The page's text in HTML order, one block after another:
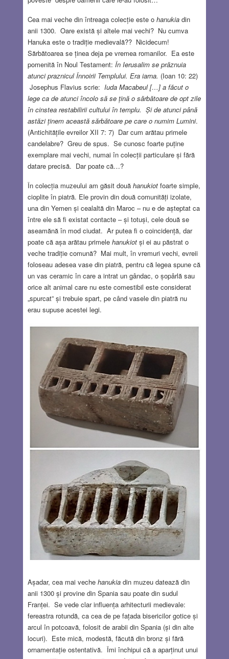
Cea mai veche din întreaga colecție este o hanukiadin
anii 1300. Oare există și altele mai vechi? Nu cumva
Hanuka este o tradiție medievală?? Nicidecum!
Sărbătoarea se ținea deja pe vremea romanilor. Ea este
pomenită în Noul Testament: În Ierusalim se prăznuia
atunci praznicul Înnoirii Templului. Era iarna. (Ioan 10: 22)
Josephus Flavius scrie: Iuda Macabeul […] a făcut o
lege ca de atunci încolo să se țină o sărbătoare de opt zile
în cinstea restabilirii cultului în templu. Și de atunci până
astăzi ținem această sărbătoare pe care o numim Lumini.
(Antichitățile evreilor XII 7: 7) Dar cum arătau primele
candelabre? Greu de spus. Se cunosc foarte puține
exemplare mai vechi, numai în colecții particulare și fără
datare precisă. Dar poate că…?
În colecția muzeului am găsit două hanukiotfoarte simple,
cioplite în piatră. Ele provin din două comunități izolate,
una din Yemen și cealaltă din Maroc – nu e de așteptat ca
între ele să fi existat contacte – și totuși, cele două se
aseamănă în mod ciudat. Ar putea fi o coincidență, dar
poate că așa arătau primele hanukiotși ei au păstrat o
veche tradiție comună? Mai mult, în vremuri vechi, evreii
foloseau adesea vase din piatră, pentru că legea spune că
un vas ceramic în care a intrat un gândac, o șopârlă sau
orice alt animal care nu este comestibil este considerat
„spurcat” și trebuie spart, pe când vasele din piatră nu
erau supuse acestei legi.
Așadar, cea mai veche hanukiadin muzeu datează din
anii 1300 și provine din Spania sau poate din sudul
Franței. Se vede clar influența arhitecturii medievale:
fereastra rotundă, ca cea de pe fațada bisericilor gotice și
arcul în potcoavă, folosit de arabii din Spania (și din alte
locuri). Este mică, modestă, făcută din bronz și fără
ornamentație ostentativă. Îmi închipui că a aparținut unui